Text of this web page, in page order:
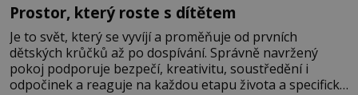
Prostor, který roste s dítětem
Je to svět, který se vyvíjí a proměňuje od prvních
dětských krůčků až po dospívání. Správně navržený
pokoj podporuje bezpečí, kreativitu, soustředění i
odpočinek a reaguje na každou etapu života a specifické